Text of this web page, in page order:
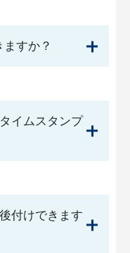
すか？
イムスタンプ
付けできます